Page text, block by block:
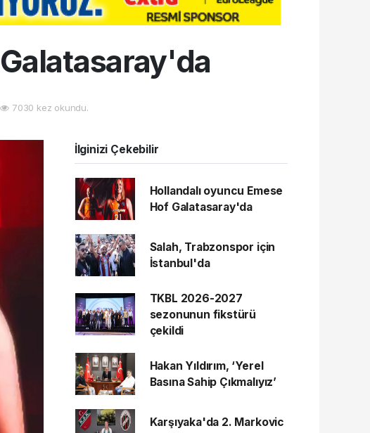
7030 kez okundu.
İlginizi Çekebilir
Hollandalı oyuncu Emese
Hof Galatasaray'da
Salah, Trabzonspor için
İstanbul'da
TKBL 2026-2027
sezonunun fikstürü
çekildi
Hakan Yıldırım, ‘Yerel
Basına Sahip Çıkmalıyız’
Karşıyaka'da 2. Markovic